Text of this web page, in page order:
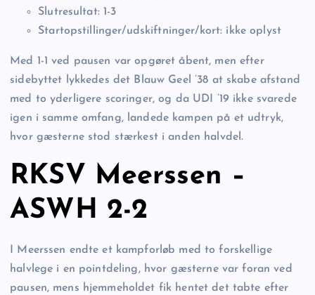
Slutresultat: 1-3
Startopstillinger/udskiftninger/kort: ikke oplyst
Med 1-1 ved pausen var opgøret åbent, men efter
sidebyttet lykkedes det Blauw Geel ’38 at skabe afstand
med to yderligere scoringer, og da UDI ’19 ikke svarede
igen i samme omfang, landede kampen på et udtryk,
hvor gæsterne stod stærkest i anden halvdel.
RKSV Meerssen –
ASWH 2-2
I Meerssen endte et kampforløb med to forskellige
halvlege i en pointdeling, hvor gæsterne var foran ved
pausen, mens hjemmeholdet fik hentet det tabte efter